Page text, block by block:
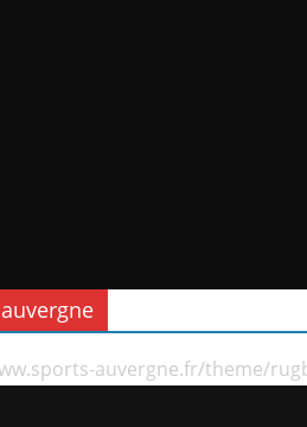
auvergne.fr/theme/